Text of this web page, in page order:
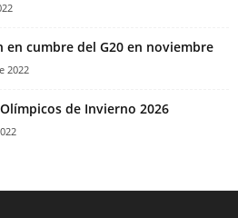
en cumbre del G20 en noviembre
2022
de Invierno 2026